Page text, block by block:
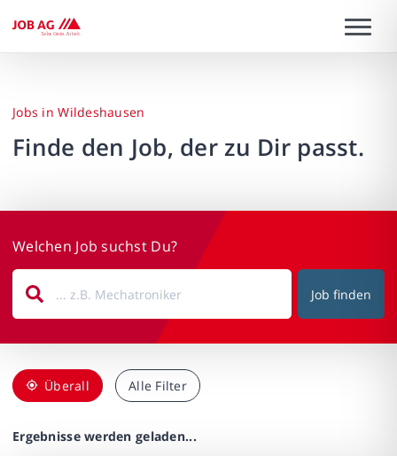
Jobs in Wildeshausen
Finde den Job, der zu Dir passt.
Welchen Job suchst Du?
Job finden
Überall Alle Filter
Ergebnisse werden geladen...